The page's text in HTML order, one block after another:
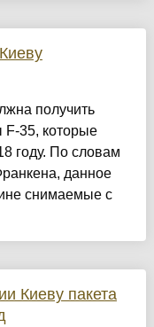
получить
F-35, которые
году. По словам
данное
снимаемые с
Киеву пакета